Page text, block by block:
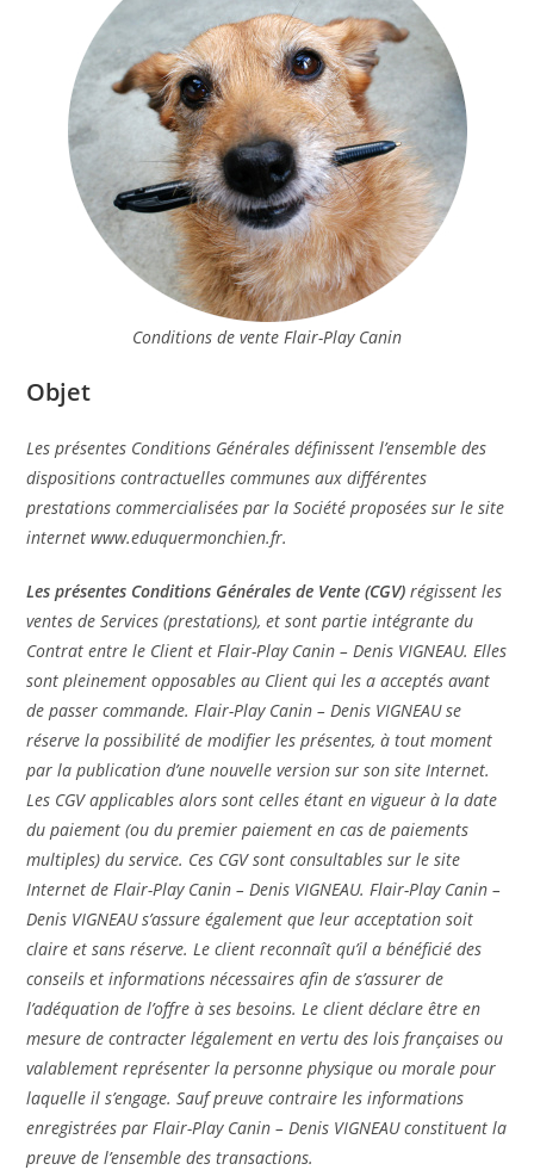
Conditions de vente Flair-Play Canin
Objet
Les présentes Conditions Générales définissent l’ensemble des
dispositions contractuelles communes aux différentes
prestations commercialisées par la Société proposées sur le site
internet www.eduquermonchien.fr.
Les présentes Conditions Générales de Vente (CGV) régissent les
ventes de Services (prestations), et sont partie intégrante du
Contrat entre le Client et Flair-Play Canin – Denis VIGNEAU. Elles
sont pleinement opposables au Client qui les a acceptés avant
de passer commande. Flair-Play Canin – Denis VIGNEAU se
réserve la possibilité de modifier les présentes, à tout moment
par la publication d’une nouvelle version sur son site Internet.
Les CGV applicables alors sont celles étant en vigueur à la date
du paiement (ou du premier paiement en cas de paiements
multiples) du service. Ces CGV sont consultables sur le site
Internet de Flair-Play Canin – Denis VIGNEAU. Flair-Play Canin –
Denis VIGNEAU s’assure également que leur acceptation soit
claire et sans réserve. Le client reconnaît qu’il a bénéficié des
conseils et informations nécessaires afin de s’assurer de
l’adéquation de l’offre à ses besoins. Le client déclare être en
mesure de contracter légalement en vertu des lois françaises ou
valablement représenter la personne physique ou morale pour
laquelle il s’engage. Sauf preuve contraire les informations
enregistrées par Flair-Play Canin – Denis VIGNEAU constituent la
preuve de l’ensemble des transactions.